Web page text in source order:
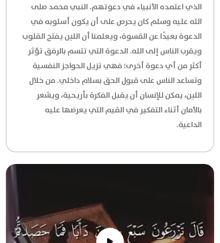
الذي اعتمده الأنبياء في دعوتهم. النبي محمد صلى
الله عليه وسلم كان يحرص على أن يكون أسلوبه في
الدعوة بعيدًا عن القسوة، ويعلمنا أن اللين يفتح القلوب
ويقرب الناس إلى الله. الدعوة التي تتسم بالرفق تؤثر
أكثر من أي دعوة أخرى؛ فهي تزيل الحواجز النفسية
وتساعد الناس على قبول الحق بسلام داخلي. من خلال
اللين، يمكن للإنسان أن يقبل الفكرة بأريحية، ويشعر
بالأمان أثناء التفكير في القيم التي يعرضها عليه
الداعية.